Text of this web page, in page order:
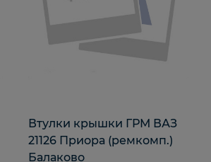
Втулки крышки ГРМ ВАЗ
21126 Приора (ремкомп.)
Балаково